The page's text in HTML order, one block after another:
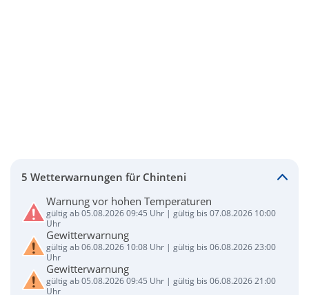
5 Wetterwarnungen für Chinteni
Warnung vor hohen Temperaturen
gültig ab 05.08.2026 09:45 Uhr | gültig bis 07.08.2026 10:00
Uhr
Gewitterwarnung
gültig ab 06.08.2026 10:08 Uhr | gültig bis 06.08.2026 23:00
Uhr
Gewitterwarnung
gültig ab 05.08.2026 09:45 Uhr | gültig bis 06.08.2026 21:00
Uhr